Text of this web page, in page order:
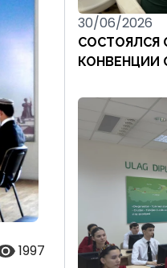
1997
30/06/2026
СОСТОЯЛСЯ
КОНВЕНЦИИ